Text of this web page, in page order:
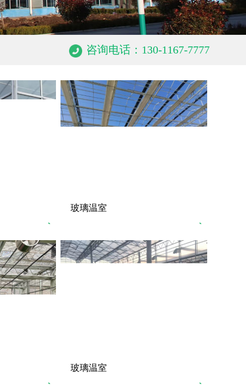
咨询电话：130-1167-7777
玻璃温室
玻璃温室